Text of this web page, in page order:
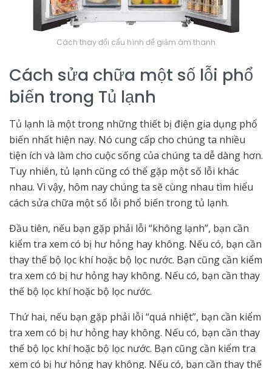
Cách thay đổi cấu hình để giảm âm thanh
Cách sửa chữa một số lỗi phổ
biến trong Tủ lạnh
Tủ lạnh là một trong những thiết bị điện gia dụng phổ
biến nhất hiện nay. Nó cung cấp cho chúng ta nhiều
tiện ích và làm cho cuộc sống của chúng ta dễ dàng hơn.
Tuy nhiên, tủ lạnh cũng có thể gặp một số lỗi khác
nhau. Vì vậy, hôm nay chúng ta sẽ cùng nhau tìm hiểu
cách sửa chữa một số lỗi phổ biến trong tủ lạnh.
Đầu tiên, nếu bạn gặp phải lỗi “không lạnh”, bạn cần
kiểm tra xem có bị hư hỏng hay không. Nếu có, bạn cần
thay thế bộ lọc khí hoặc bộ lọc nước. Bạn cũng cần kiểm
tra xem có bị hư hỏng hay không. Nếu có, bạn cần thay
thế bộ lọc khí hoặc bộ lọc nước.
Thứ hai, nếu bạn gặp phải lỗi “quá nhiệt”, bạn cần kiểm
tra xem có bị hư hỏng hay không. Nếu có, bạn cần thay
thế bộ lọc khí hoặc bộ lọc nước. Bạn cũng cần kiểm tra
xem có bị hư hỏng hay không. Nếu có, bạn cần thay thế